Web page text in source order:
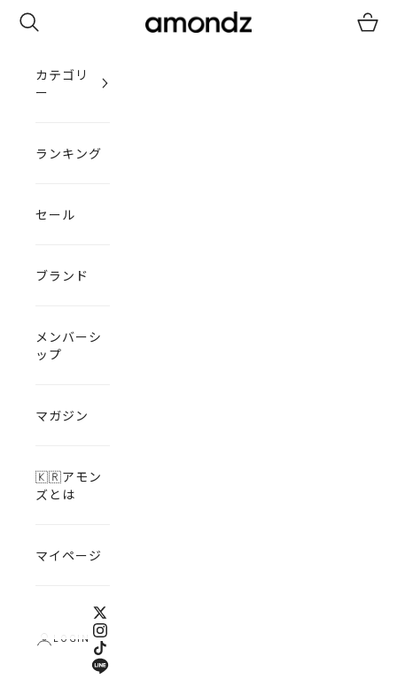
amondz
検索 カート
カテゴリ
ー
ランキング
セール
ブランド
メンバーシ
ップ
マガジン
🇰🇷アモン
ズとは
マイページ
LOGIN